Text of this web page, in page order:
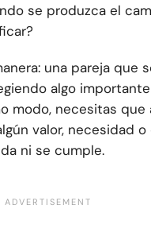
se produzca el
una pareja que
algo
modo, necesitas que
valor, necesidad o
ni se cumple.